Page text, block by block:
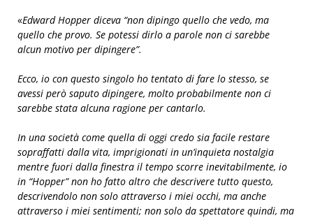
«Edward Hopper diceva “non dipingo quello che vedo, ma
quello che provo. Se potessi dirlo a parole non ci sarebbe
alcun motivo per dipingere”.
Ecco, io con questo singolo ho tentato di fare lo stesso, se
avessi però saputo dipingere, molto probabilmente non ci
sarebbe stata alcuna ragione per cantarlo.
In una società come quella di oggi credo sia facile restare
sopraffatti dalla vita, imprigionati in un’inquieta nostalgia
mentre fuori dalla finestra il tempo scorre inevitabilmente, io
in “Hopper” non ho fatto altro che descrivere tutto questo,
descrivendolo non solo attraverso i miei occhi, ma anche
attraverso i miei sentimenti; non solo da spettatore quindi, ma